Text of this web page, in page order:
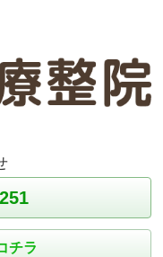
チラ